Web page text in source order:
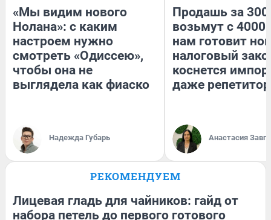
«Мы видим нового
Нолана»: с каким
настроем нужно
смотреть «Одиссею»,
чтобы она не
выглядела как фиаско
Надежда Губарь
Продашь за
возьмут с
нам готовит
налоговый
коснется
даже
Анастасия
РЕКОМЕНДУЕМ
Лицевая гладь для чайников: гайд от
набора петель до первого готового